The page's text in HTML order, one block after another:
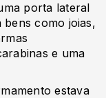
porta lateral
como joias,
e uma
estava